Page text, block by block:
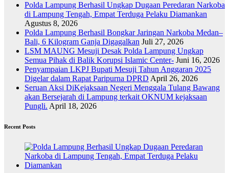
Polda Lampung Berhasil Ungkap Dugaan Peredaran Narkoba
di Lampung Tengah, Empat Terduga Pelaku Diamankan
Agustus 8, 2026
Polda Lampung Berhasil Bongkar Jaringan Narkoba Medan–
Bali, 6 Kilogram Ganja Digagalkan Juli 27, 2026
LSM MAUNG Mesuji Desak Polda Lampung Ungkap
Semua Pihak di Balik Korupsi Islamic Center- Juni 16, 2026
Penyampaian LKPJ Bupati Mesuji Tahun Anggaran 2025
Digelar dalam Rapat Paripurna DPRD April 26, 2026
Seruan Aksi DiKejaksaan Negeri Menggala Tulang Bawang
akan Bersejarah di Lampung terkait OKNUM kejaksaan
Pungli. April 18, 2026
Recent Posts